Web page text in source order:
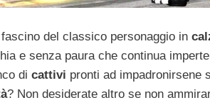
del classico personaggio in
e senza paura che continua
di cattivi pronti ad impadronirsene
? Non desiderate altro se non